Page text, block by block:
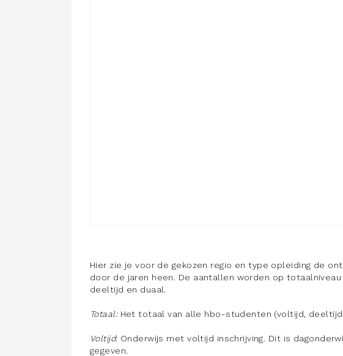
Hier zie je voor de gekozen regio en type opleiding de
door de jaren heen. De aantallen worden op
deeltijd en duaal.
Totaal:Het totaal van alle hbo-studenten (voltijd, deeltijd
Voltijd: Onderwijs met voltijd inschrijving. Dit is
gegeven.